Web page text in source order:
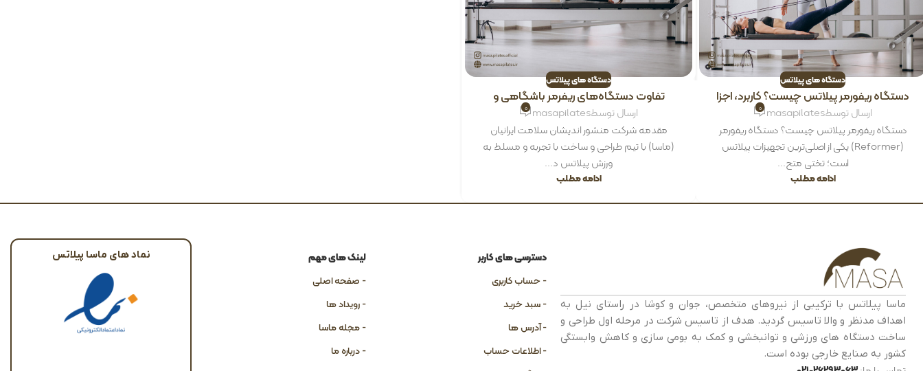
دستگاه های پیلاتس
دستگاه ریفورمر پیلاتس چیست؟ کاربرد، اجزا
و مزایا | ماسا پیلاتس
ارسال توسطmasapilates
0
دستگاه ریفورمر پیلاتس چیست؟ دستگاه ریفورمر
(Reformer) یکی از اصلی‌ترین تجهیزات پیلاتس
است؛ تختی متح...
ادامه مطلب
دستگاه های پیلاتس
تفاوت دستگاه‌هاى ريفرمر باشگاهى و
خانگیارسال توسطmasapilates
0
مقدمه شرکت منشور اندیشان سلامت ایرانیان
(ماسا) با تیم طراحی و ساخت با تجربه و مسلط به
ورزش پیلاتس د...
ادامه مطلب
ماسا پیلاتس با ترکیبی از نیروهای متخصص، جوان و کوشا در راستای نیل به
اهداف مدنظر و والا تاسیس گردید. هدف از تاسیس شرکت در مرحله اول طراحی و
ساخت دستگاه های ورزشی و توانبخشی و کمک به بومی سازی و کاهش وابستگی
کشور به صنایع خارجی بوده است.
دسترسی های کاربر
- حساب کاربری
- سبد خرید
- آدرس ها
- اطلاعات حساب
لینک های مهم
- صفحه اصلی
- رویداد ها
- مجله ماسا
- درباره ما
نماد های ماسا پیلاتس